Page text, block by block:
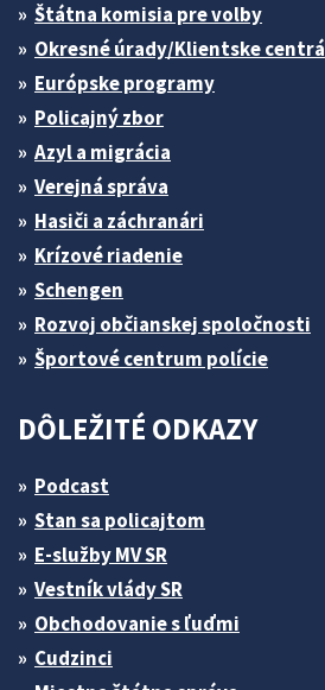
Štátna komisia pre volby
Okresné úrady/Klientske centrá
Európske programy
Policajný zbor
Azyl a migrácia
Verejná správa
Hasiči a záchranári
Krízové riadenie
Schengen
Rozvoj občianskej spoločnosti
Športové centrum polície
DÔLEŽITÉ ODKAZY
Podcast
Stan sa policajtom
E-služby MV SR
Vestník vlády SR
Obchodovanie s ľuďmi
Cudzinci